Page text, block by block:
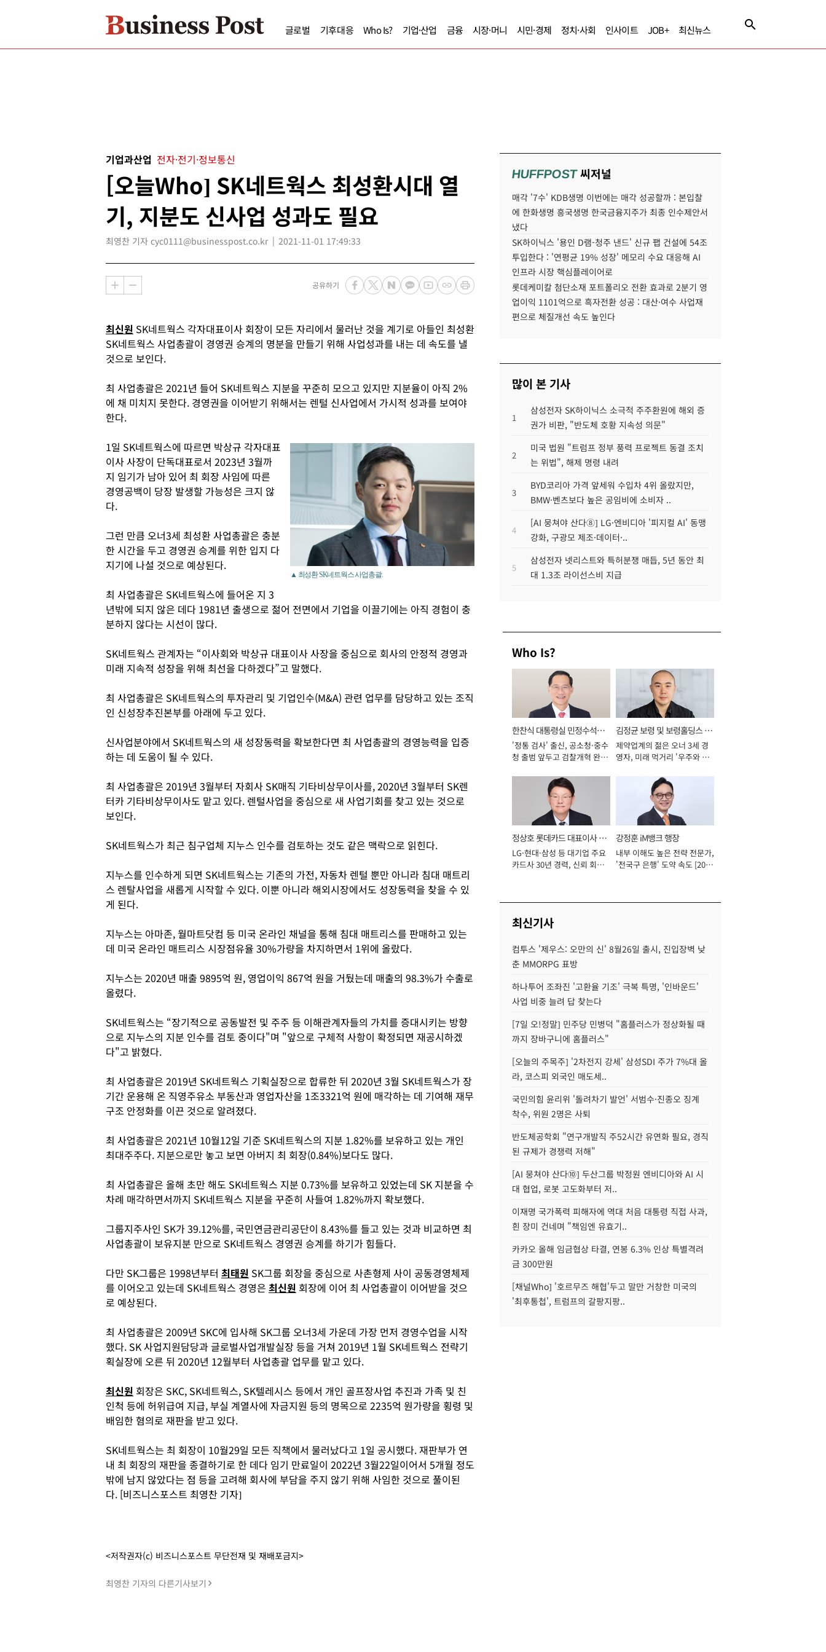
글로벌 기후대응 Who Is? 기업·산업 금융 시장·머니 시민·경제 정치·사회 인사이트 JOB+ 최신뉴스
기업과산업 전자·전기·정보통신
[오늘Who] SK네트웍스 최성환시대 열
기, 지분도 신사업 성과도 필요
최영찬 기자 cyc0111@businesspost.co.kr 2021-11-01 17:49:33
공유하기
최신원 SK네트웍스 각자대표이사 회장이 모든 자리에서 물러난 것을 계기로 아들인 최성환
SK네트웍스 사업총괄이 경영권 승계의 명분을 만들기 위해 사업성과를 내는 데 속도를 낼
것으로 보인다.
최 사업총괄은 2021년 들어 SK네트웍스 지분을 꾸준히 모으고 있지만 지분율이 아직 2%
에 채 미치지 못한다. 경영권을 이어받기 위해서는 렌털 신사업에서 가시적 성과를 보여야
한다.
▲ 최성환 SK네트웍스 사업총괄.
1일 SK네트웍스에 따르면 박상규 각자대표
이사 사장이 단독대표로서 2023년 3월까
지 임기가 남아 있어 최 회장 사임에 따른
경영공백이 당장 발생할 가능성은 크지 않
다.
그런 만큼 오너3세 최성환 사업총괄은 충분
한 시간을 두고 경영권 승계를 위한 입지 다
지기에 나설 것으로 예상된다.
최 사업총괄은 SK네트웍스에 들어온 지 3
년밖에 되지 않은 데다 1981년 출생으로 젊어 전면에서 기업을 이끌기에는 아직 경험이 충
분하지 않다는 시선이 많다.
SK네트웍스 관계자는 “이사회와 박상규 대표이사 사장을 중심으로 회사의 안정적 경영과
미래 지속적 성장을 위해 최선을 다하겠다”고 말했다.
최 사업총괄은 SK네트웍스의 투자관리 및 기업인수(M&A) 관련 업무를 담당하고 있는 조직
인 신성장추진본부를 아래에 두고 있다.
신사업분야에서 SK네트웍스의 새 성장동력을 확보한다면 최 사업총괄의 경영능력을 입증
하는 데 도움이 될 수 있다.
최 사업총괄은 2019년 3월부터 자회사 SK매직 기타비상무이사를, 2020년 3월부터 SK렌
터카 기타비상무이사도 맡고 있다. 렌털사업을 중심으로 새 사업기회를 찾고 있는 것으로
보인다.
SK네트웍스가 최근 침구업체 지누스 인수를 검토하는 것도 같은 맥락으로 읽힌다.
지누스를 인수하게 되면 SK네트웍스는 기존의 가전, 자동차 렌털 뿐만 아니라 침대 매트리
스 렌탈사업을 새롭게 시작할 수 있다. 이뿐 아니라 해외시장에서도 성장동력을 찾을 수 있
게 된다.
지누스는 아마존, 월마트닷컴 등 미국 온라인 채널을 통해 침대 매트리스를 판매하고 있는
데 미국 온라인 매트리스 시장점유율 30%가량을 차지하면서 1위에 올랐다.
지누스는 2020년 매출 9895억 원, 영업이익 867억 원을 거뒀는데 매출의 98.3%가 수출로
올렸다.
SK네트웍스는 “장기적으로 공동발전 및 주주 등 이해관계자들의 가치를 증대시키는 방향
으로 지누스의 지분 인수를 검토 중이다"며 "앞으로 구체적 사항이 확정되면 재공시하겠
다"고 밝혔다.
최 사업총괄은 2019년 SK네트웍스 기획실장으로 합류한 뒤 2020년 3월 SK네트웍스가 장
기간 운용해 온 직영주유소 부동산과 영업자산을 1조3321억 원에 매각하는 데 기여해 재무
구조 안정화를 이끈 것으로 알려졌다.
최 사업총괄은 2021년 10월12일 기준 SK네트웍스의 지분 1.82%를 보유하고 있는 개인
최대주주다. 지분으로만 놓고 보면 아버지 최 회장(0.84%)보다도 많다.
최 사업총괄은 올해 초만 해도 SK네트웍스 지분 0.73%를 보유하고 있었는데 SK 지분을 수
차례 매각하면서까지 SK네트웍스 지분을 꾸준히 사들여 1.82%까지 확보했다.
그룹지주사인 SK가 39.12%를, 국민연금관리공단이 8.43%를 들고 있는 것과 비교하면 최
사업총괄이 보유지분 만으로 SK네트웍스 경영권 승계를 하기가 힘들다.
다만 SK그룹은 1998년부터 최태원 SK그룹 회장을 중심으로 사촌형제 사이 공동경영체제
를 이어오고 있는데 SK네트웍스 경영은 최신원 회장에 이어 최 사업총괄이 이어받을 것으
로 예상된다.
최 사업총괄은 2009년 SKC에 입사해 SK그룹 오너3세 가운데 가장 먼저 경영수업을 시작
했다. SK 사업지원담당과 글로벌사업개발실장 등을 거쳐 2019년 1월 SK네트웍스 전략기
획실장에 오른 뒤 2020년 12월부터 사업총괄 업무를 맡고 있다.
최신원 회장은 SKC, SK네트웍스, SK텔레시스 등에서 개인 골프장사업 추진과 가족 및 친
인척 등에 허위급여 지급, 부실 계열사에 자금지원 등의 명목으로 2235억 원가량을 횡령 및
배임한 혐의로 재판을 받고 있다.
SK네트웍스는 최 회장이 10월29일 모든 직책에서 물러났다고 1일 공시했다. 재판부가 연
내 최 회장의 재판을 종결하기로 한 데다 임기 만료일이 2022년 3월22일이어서 5개월 정도
밖에 남지 않았다는 점 등을 고려해 회사에 부담을 주지 않기 위해 사임한 것으로 풀이된
다. [비즈니스포스트 최영찬 기자]
<저작권자(c) 비즈니스포스트 무단전재 및 재배포금지>
최영찬 기자의 다른기사보기
HUFFPOST씨저널
매각 '7수' KDB생명 이번에는 매각 성공할까 : 본입찰
에 한화생명 흥국생명 한국금융지주가 최종 인수제안서
냈다
SK하이닉스 '용인 D램-청주 낸드' 신규 팹 건설에 54조
투입한다 : '연평균 19% 성장' 메모리 수요 대응해 AI
인프라 시장 핵심플레이어로
롯데케미칼 첨단소재 포트폴리오 전환 효과로 2분기 영
업이익 1101억으로 흑자전환 성공 : 대산·여수 사업재
편으로 체질개선 속도 높인다
많이 본 기사
1
삼성전자 SK하이닉스 소극적 주주환원에 해외 증
권가 비판, "반도체 호황 지속성 의문"
2
미국 법원 "트럼프 정부 풍력 프로젝트 동결 조치
는 위법", 해제 명령 내려
3
BYD코리아 가격 앞세워 수입차 4위 올랐지만,
BMW·벤츠보다 높은 공임비에 소비자 ..
4
[AI 뭉쳐야 산다⑧] LG·엔비디아 '피지컬 AI' 동맹
강화, 구광모 제조·데이터·..
5
삼성전자 넷리스트와 특허분쟁 매듭, 5년 동안 최
대 1.3조 라이선스비 지급
Who Is?
한찬식 대통령실 민정수석비
서관
'정통 검사' 출신, 공소청·중수
청 출범 앞두고 검찰개혁 완수
김정균 보령 및 보령홀딩스 대
표이사 사장
제약업계의 젊은 오너 3세 경
영자, 미래 먹거리 '우주와 헬
정상호 롯데카드 대표이사 사
장
LG·현대·삼성 등 대기업 주요
카드사 30년 경력, 신뢰 회복
강정훈 iM뱅크 행장
내부 이해도 높은 전략 전문가,
'전국구 은행' 도약 속도 [2026
최신기사
컴투스 '제우스: 오만의 신' 8월26일 출시, 진입장벽 낮
춘 MMORPG 표방
하나투어 조좌진 '고환율 기조' 극복 특명, '인바운드'
사업 비중 늘려 답 찾는다
[7일 오!정말] 민주당 민병덕 "홈플러스가 정상화될 때
까지 장바구니에 홈플러스"
[오늘의 주목주] '2차전지 강세' 삼성SDI 주가 7%대 올
라, 코스피 외국인 매도세..
국민의힘 윤리위 '돌려차기 발언' 서범수·진종오 징계
착수, 위원 2명은 사퇴
반도체공학회 "연구개발직 주52시간 유연화 필요, 경직
된 규제가 경쟁력 저해"
[AI 뭉쳐야 산다⑩] 두산그룹 박정원 엔비디아와 AI 시
대 협업, 로봇 고도화부터 저..
이재명 국가폭력 피해자에 역대 처음 대통령 직접 사과,
흰 장미 건네며 "책임엔 유효기..
카카오 올해 임금협상 타결, 연봉 6.3% 인상 특별격려
금 300만원
[채널Who] '호르무즈 해협'두고 말만 거창한 미국의
'최후통첩', 트럼프의 갈팡지팡..